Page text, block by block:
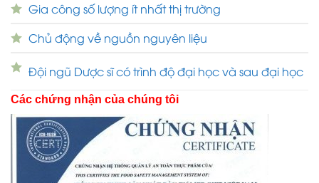
Gia công số lượng ít nhất thị trường
Chủ động về nguồn nguyên liệu
Đội ngũ Dược sĩ có trình độ đại học và sau đại học
Các chứng nhận của chúng tôi